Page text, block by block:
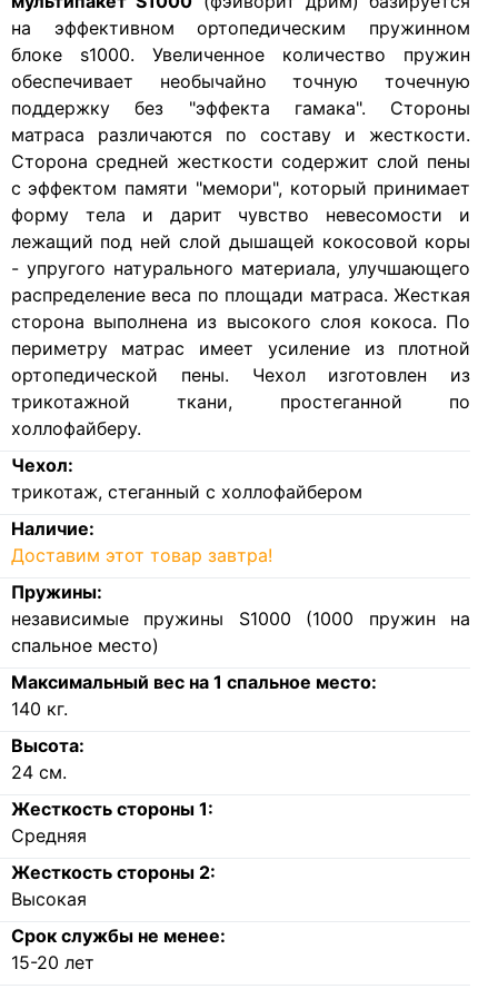
на эффективном ортопедическим пружинном
блоке s1000. Увеличенное количество пружин
обеспечивает необычайно точную точечную
поддержку без "эффекта гамака". Стороны
матраса различаются по составу и жесткости.
Сторона средней жесткости содержит слой пены
с эффектом памяти "мемори", который принимает
форму тела и дарит чувство невесомости и
лежащий под ней слой дышащей кокосовой коры
- упругого натурального материала, улучшающего
распределение веса по площади матраса. Жесткая
сторона выполнена из высокого слоя кокоса. По
периметру матрас имеет усиление из плотной
ортопедической пены. Чехол изготовлен из
трикотажной ткани, простеганной по
холлофайберу.
Чехол:
трикотаж, стеганный с холлофайбером
Наличие:
Доставим этот товар завтра!
Пружины:
независимые пружины S1000 (1000 пружин на
спальное место)
Максимальный вес на 1 спальное место:
140 кг.
Высота:
24 см.
Жесткость стороны 1:
Средняя
Жесткость стороны 2:
Высокая
Срок службы не менее:
15-20 лет